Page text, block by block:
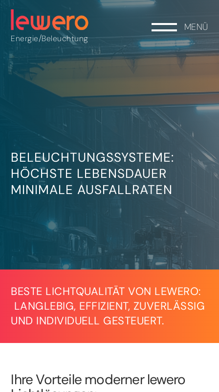
Energie/Beleuchtung
MENÜ
BELEUCHTUNGSSYSTEME:
HÖCHSTE LEBENSDAUER
MINIMALE AUSFALLRATEN
BESTE LICHTQUALITÄT VON LEWERO:
LANGLEBIG, EFFIZIENT, ZUVERLÄSSIG
UND INDIVIDUELL GESTEUERT.
Ihre Vorteile moderner lewero